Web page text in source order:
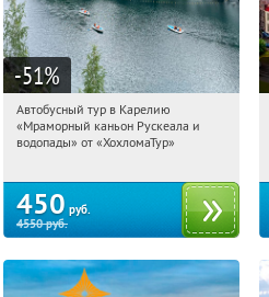
-51%
13:39:39 Купили:
Сенная площадь
Автобусный тур в Карелию
«Мраморный каньон Рускеала и
водопады» от «ХохломаТур»
450 руб.
4550руб.